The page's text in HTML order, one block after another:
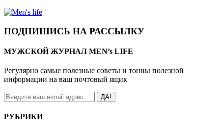
ПОДПИШИСЬ НА РАССЫЛКУ
МУЖСКОЙ ЖУРНАЛ MEN’s LIFE
Регулярно самые полезные советы и тонны полезной
информации на ваш почтовый ящик
ДА!
РУБРИКИ